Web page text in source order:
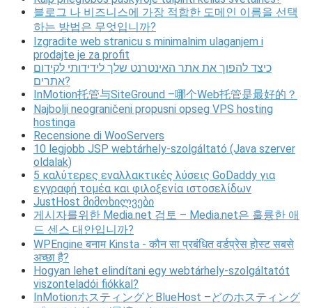
블로그 나 비즈니스에 가장 적합한 도메인 이름을 선택
하는 방법은 무엇입니까?
Izgradite web stranicu s minimalnim ulaganjem i
prodajte je za profit
כיצד להפוך את אתר האינטרנט שלך לידידותי לקידום
אתרים?
InMotion托管与SiteGround –哪个Web托管是最好的？
Najbolji neograničeni propusni opseg VPS hosting
hostinga
Recensione di WooServers
10 legjobb JSP webtárhely-szolgáltató (Java szerver
oldalak)
5 καλύτερες εναλλακτικές λύσεις GoDaddy για
εγγραφή τομέα και φιλοξενία ιστοσελίδων
JustHost მიმოხილვები
게시자를위한 Media.net 검토 – Media.net은 훌륭한 애
드 센스 대안입니까?
WPEngine बनाम Kinsta - कौन सा प्रबंधित वर्डप्रेस होस्ट सबसे
अच्छा है?
Hogyan lehet elindítani egy webtárhely-szolgáltatót
viszonteladói fiókkal?
InMotionホスティングとBlueHost –どのホスティング